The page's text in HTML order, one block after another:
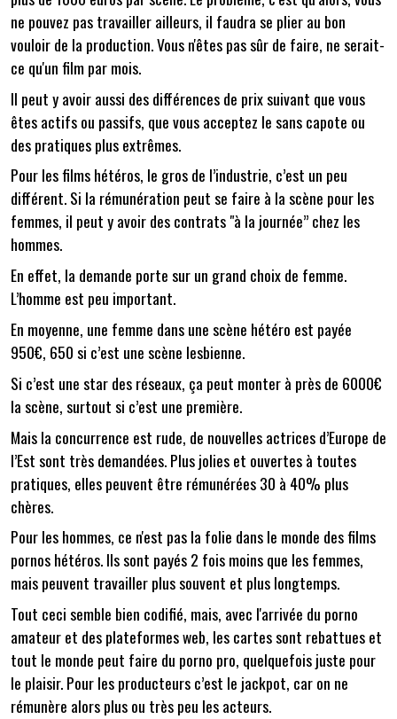
ne pouvez pas travailler ailleurs, il faudra se plier au bon
vouloir de la production. Vous n'êtes pas sûr de faire, ne serait-
ce qu'un film par mois.
Il peut y avoir aussi des différences de prix suivant que vous
êtes actifs ou passifs, que vous acceptez le sans capote ou
des pratiques plus extrêmes.
Pour les films hétéros, le gros de l’industrie, c’est un peu
différent. Si la rémunération peut se faire à la scène pour les
femmes, il peut y avoir des contrats "à la journée” chez les
hommes.
En effet, la demande porte sur un grand choix de femme.
L’homme est peu important.
En moyenne, une femme dans une scène hétéro est payée
950€, 650 si c’est une scène lesbienne.
Si c’est une star des réseaux, ça peut monter à près de 6000€
la scène, surtout si c’est une première.
Mais la concurrence est rude, de nouvelles actrices d’Europe de
l’Est sont très demandées. Plus jolies et ouvertes à toutes
pratiques, elles peuvent être rémunérées 30 à 40% plus
chères.
Pour les hommes, ce n'est pas la folie dans le monde des films
pornos hétéros. Ils sont payés 2 fois moins que les femmes,
mais peuvent travailler plus souvent et plus longtemps.
Tout ceci semble bien codifié, mais, avec l'arrivée du porno
amateur et des plateformes web, les cartes sont rebattues et
tout le monde peut faire du porno pro, quelquefois juste pour
le plaisir. Pour les producteurs c’est le jackpot, car on ne
rémunère alors plus ou très peu les acteurs.